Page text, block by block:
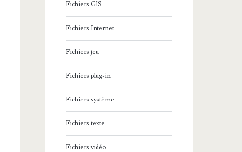
Fichiers GIS
Fichiers Internet
Fichiers jeu
Fichiers plug-in
Fichiers système
Fichiers texte
Fichiers vidéo